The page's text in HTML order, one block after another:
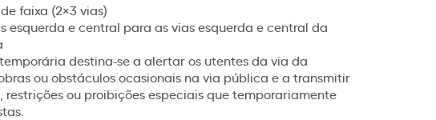
faixa (2×3 vias)
esquerda e central para as vias esquerda e central da
destina-se a alertar os utentes da via da
ou obstáculos ocasionais na via pública e a transmitir
restrições ou proibições especiais que temporariamente